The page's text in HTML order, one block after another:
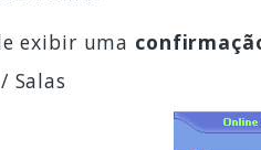
exibir uma
Salas